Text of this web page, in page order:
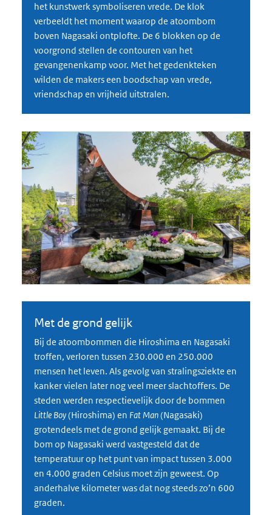
het kunstwerk symboliseren vrede. De klok
verbeeldt het moment waarop de atoombom
boven Nagasaki ontplofte. De 6 blokken op de
voorgrond stellen de contouren van het
gevangenenkamp voor. Met het gedenkteken
wilden de makers een boodschap van vrede,
vriendschap en vrijheid uitstralen.
Met de grond gelijk
Bij de atoombommen die Hiroshima en Nagasaki
troffen, verloren tussen 230.000 en 250.000
mensen het leven. Als gevolg van stralingsziekte en
kanker vielen later nog veel meer slachtoffers. De
steden werden respectievelijk door de bommen
Little Boy(Hiroshima) en Fat Man(Nagasaki)
grotendeels met de grond gelijk gemaakt. Bij de
bom op Nagasaki werd vastgesteld dat de
temperatuur op het punt van impact tussen 3.000
en 4.000 graden Celsius moet zijn geweest. Op
anderhalve kilometer was dat nog steeds zo’n 600
graden.